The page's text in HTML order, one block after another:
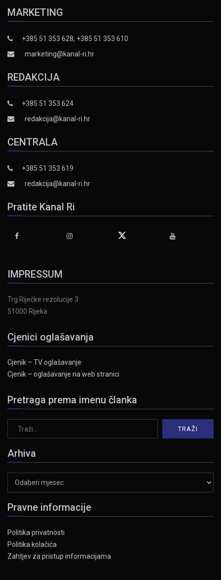
MARKETING
+385 51 353 628, +385 51 353 610
marketing@kanal-ri.hr
REDAKCIJA
+385 51 353 624
redakcija@kanal-ri.hr
CENTRALA
+385 51 353 619
redakcija@kanal-ri.hr
Pratite Kanal Ri
IMPRESSUM
Trg Riječke rezolucije 3
51000 Rijeka
Cjenici oglašavanja
Cjenik – TV oglašavanje
Cjenik – oglašavanje na web stranici
Pretraga prema imenu članka
Arhiva
Pravne informacije
Politika privatnosti
Politika kolačića
Zahtjev za pristup informacijama